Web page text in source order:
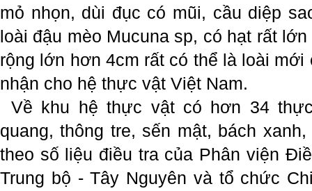
mỏ nhọn, dùi đục có mũi, cầu diệp
loài đậu mèo Mucuna sp, có hạt rất
rộng lớn hơn 4cm rất có thể là loài
nhận cho hệ thực vật Việt Nam.
Về khu hệ thực vật có hơn 34
quang, thông tre, sến mật, bách
theo số liệu điều tra của Phân viện
Trung bộ - Tây Nguyên và tổ chức